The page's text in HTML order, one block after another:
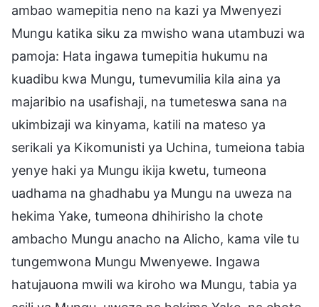
ambao wamepitia neno na kazi ya Mwenyezi
Mungu katika siku za mwisho wana utambuzi wa
pamoja: Hata ingawa tumepitia hukumu na
kuadibu kwa Mungu, tumevumilia kila aina ya
majaribio na usafishaji, na tumeteswa sana na
ukimbizaji wa kinyama, katili na mateso ya
serikali ya Kikomunisti ya Uchina, tumeiona tabia
yenye haki ya Mungu ikija kwetu, tumeona
uadhama na ghadhabu ya Mungu na uweza na
hekima Yake, tumeona dhihirisho la chote
ambacho Mungu anacho na Alicho, kama vile tu
tungemwona Mungu Mwenyewe. Ingawa
hatujauona mwili wa kiroho wa Mungu, tabia ya